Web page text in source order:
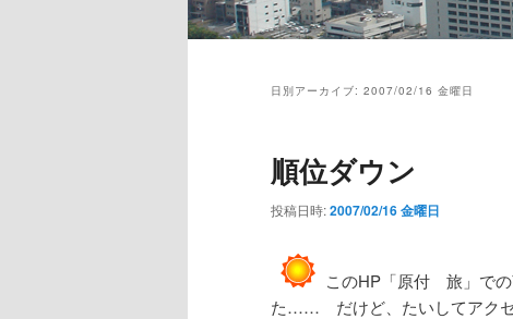
日別アーカイブ: 2007/02/16 金曜日
順位ダウン
投稿日時:2007/02/16 金曜日
このHP「原付 旅」での
た…… だけど、たいしてアク